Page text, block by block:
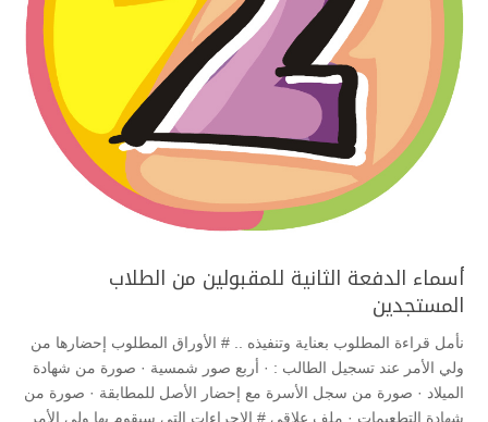
أسماء الدفعة الثانية للمقبولين من الطلاب
المستجدين
نأمل قراءة المطلوب بعناية وتنفيذه .. # الأوراق المطلوب إحضارها من
ولي الأمر عند تسجيل الطالب : · أربع صور شمسية · صورة من شهادة
الميلاد · صورة من سجل الأسرة مع إحضار الأصل للمطابقة · صورة من
شهادة التطعيمات · ملف علاقي # الإجراءات التي سيقوم بها ولي الأمر